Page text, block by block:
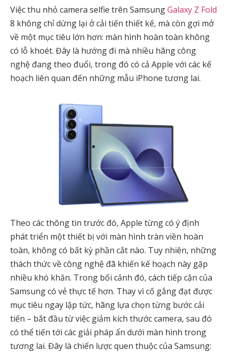
Việc thu nhỏ camera selfie trên SamsungGalaxy Z Fold
8 không chỉ dừng lại ở cải tiến thiết kế, mà còn gợi mở
về một mục tiêu lớn hơn: màn hình hoàn toàn không
có lỗ khoét. Đây là hướng đi mà nhiều hãng công
nghệ đang theo đuổi, trong đó có cả Apple với các kế
hoạch liên quan đến những mẫu iPhone tương lai.
Theo các thông tin trước đó, Apple từng có ý định
phát triển một thiết bị với màn hình tràn viền hoàn
toàn, không có bất kỳ phần cắt nào. Tuy nhiên, những
thách thức về công nghệ đã khiến kế hoạch này gặp
nhiều khó khăn. Trong bối cảnh đó, cách tiếp cận của
Samsung có vẻ thực tế hơn. Thay vì cố gắng đạt được
mục tiêu ngay lập tức, hãng lựa chọn từng bước cải
tiến – bắt đầu từ việc giảm kích thước camera, sau đó
có thể tiến tới các giải pháp ẩn dưới màn hình trong
tương lai. Đây là chiến lược quen thuộc của Samsung: